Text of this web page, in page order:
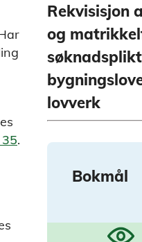
.
Rekvisisjon
og
lovverk
Bokmål